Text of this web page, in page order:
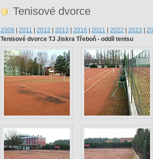
Tenisové dvorce
2009 2011 2012 2013 2016 2021 2022 2023
Tenisové dvorce TJ Jiskra Třeboň - oddíl tenisu